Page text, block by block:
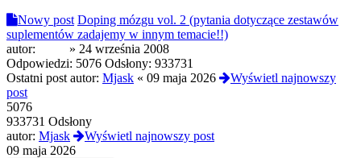
Nowy post Doping mózgu vol. 2 (pytania dotyczące zestawów
suplementów zadajemy w innym temacie!!)
autor:
» 24 września 2008
Odpowiedzi: 5076 Odsłony: 933731
Ostatni post autor: Mjask « 09 maja 2026
Wyświetl najnowszy
post
5076
933731 Odsłony
autor: Mjask
Wyświetl najnowszy post
09 maja 2026